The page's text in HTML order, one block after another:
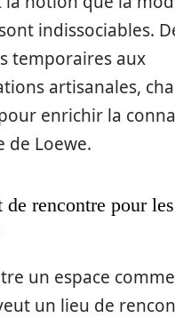
indissociables.
temporaires aux
artisanales,
enrichir la
de Loewe.
rencontre pour
un espace
un lieu de